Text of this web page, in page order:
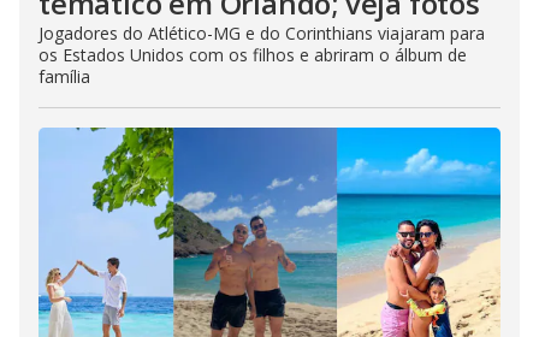
Jogadores do Atlético-MG e do Corinthians viajaram para
os Estados Unidos com os filhos e abriram o álbum de
família